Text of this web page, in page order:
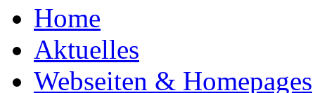
Home
Aktuelles
Webseiten & Homepages